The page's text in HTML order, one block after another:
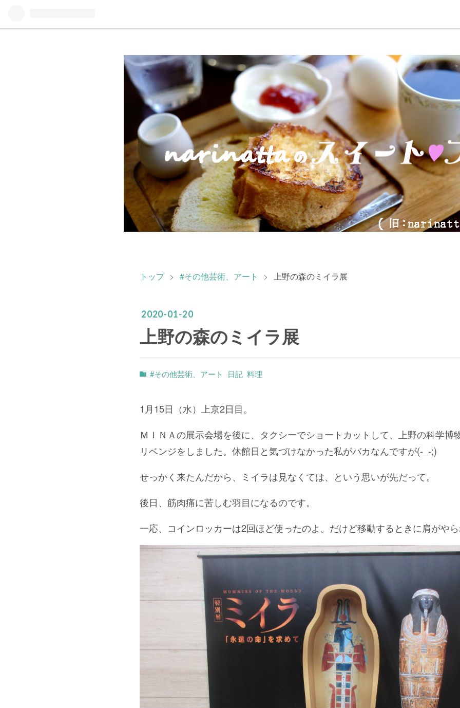
トップ > #その他芸術、アート > 上野の森のミイラ展
2020-01-20
上野の森のミイラ展
#その他芸術、アート 日記 料理
1月15日（水）上京2日目。
ＭＩＮＡの展示会場を後に、タクシーでショートカットして、上野の科学博
リベンジをしました。休館日と気づけなかった私がバカなんですが(-_-;)
せっかく来たんだから、ミイラは見なくては、という思いが先だって。
後日、筋肉痛に苦しむ羽目になるのです。
一応、コインロッカーは2回ほど使ったのよ。だけど移動するときに肩がや